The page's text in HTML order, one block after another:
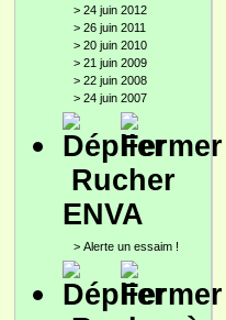
> 24 juin 2012
> 26 juin 2011
> 20 juin 2010
> 21 juin 2009
> 22 juin 2008
> 24 juin 2007
Rucher
ENVA
> Alerte un essaim !